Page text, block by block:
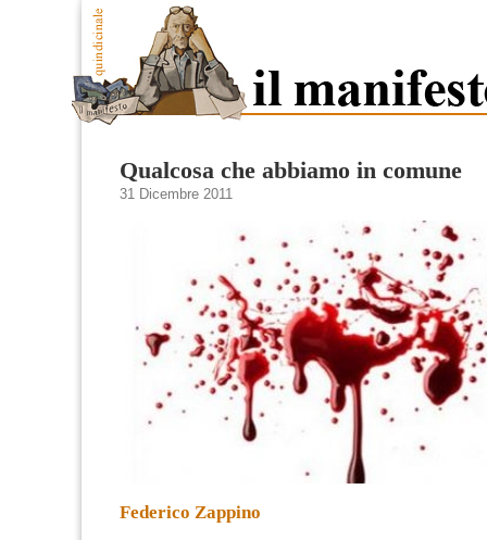
Qualcosa che abbiamo in comune
31 Dicembre 2011
Federico Zappino